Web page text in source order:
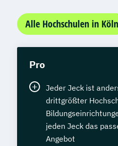
Alle Hochschulen in Köln
Pro
Jeder Jeck ist
drittgrößter
jeden Jeck das
Angebot